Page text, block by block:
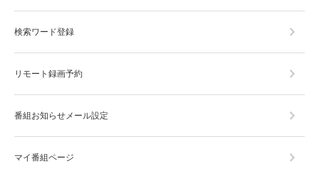
検索ワード登録
リモート録画予約
番組お知らせメール設定
マイ番組ページ